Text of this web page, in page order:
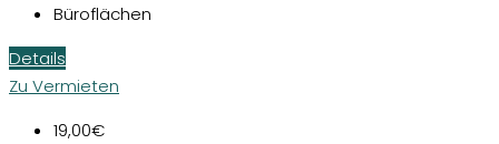
Büroflächen
Details
Zu Vermieten
19,00€